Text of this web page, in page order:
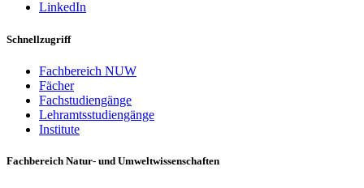
LinkedIn
Schnellzugriff
Fachbereich NUW
Fächer
Fachstudiengänge
Lehramtsstudiengänge
Institute
Fachbereich Natur- und Umweltwissenschaften